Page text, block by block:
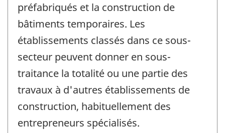
préfabriqués et la construction de
bâtiments temporaires. Les
établissements classés dans ce sous-
secteur peuvent donner en sous-
traitance la totalité ou une partie des
travaux à d'autres établissements de
construction, habituellement des
entrepreneurs spécialisés.